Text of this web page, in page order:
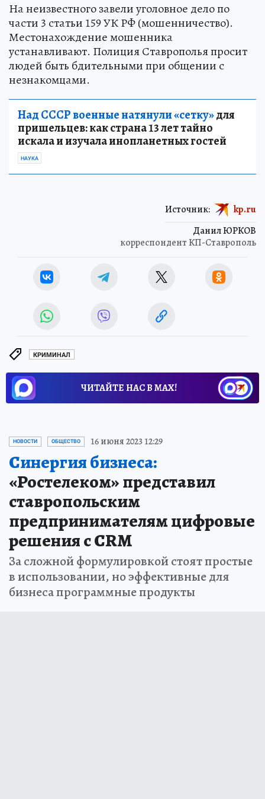
На неизвестного завели уголовное дело по
части 3 статьи 159 УК РФ (мошенничество).
Местонахождение мошенника
устанавливают. Полиция Ставрополья просит
людей быть бдительными при общении с
незнакомцами.
Над СССР военные натянули «сетку»для
пришельцев: как страна 13 лет тайно
искала и изучала инопланетных гостей
НАУКА
Данил ЮРКОВ
корреспондент КП-Ставрополь
Источник: kp.ru
КРИМИНАЛ
ЧИТАЙТЕ НАС В МАХ!
НОВОСТИ ОБЩЕСТВО 16 июня 2023 12:29
Синергия бизнеса:
«Ростелеком» представил
ставропольским
предпринимателям цифровые
решения с CRM
За сложной формулировкой стоят простые
в использовании, но эффективные для
бизнеса программные продукты